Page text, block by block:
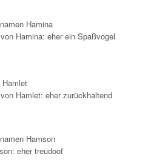
Hamina
Hamina: eher ein Spaßvogel
Hamlet
Hamlet: eher zurückhaltend
Hamson
eher treudoof